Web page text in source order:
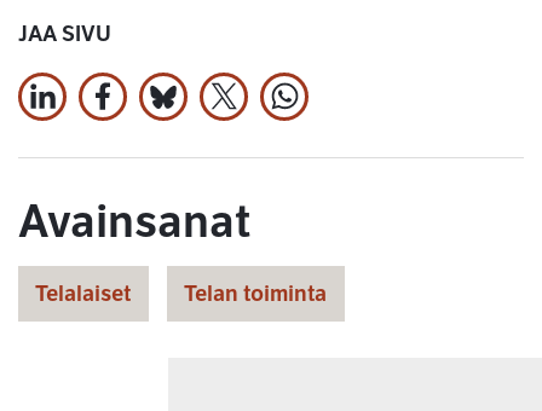
JAA SIVU
Jaa LinkedInissä
Jaa Facebookissa
Jaa Bluesky:ssa
Jaa X:ssäJaa WhatsApissa
Avainsanat
Telalaiset Telan toiminta